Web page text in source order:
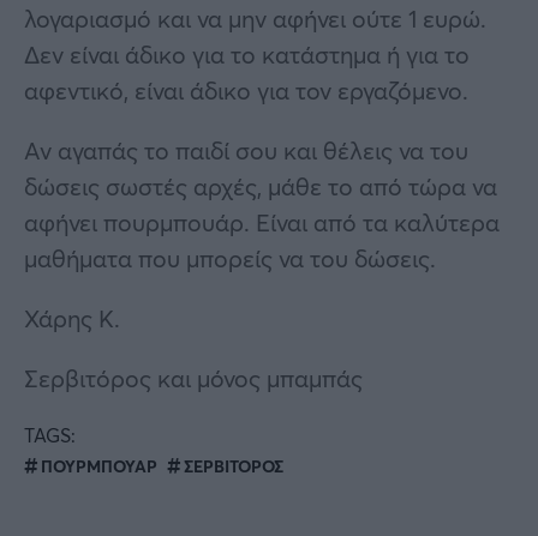
λογαριασμό και να μην αφήνει ούτε 1 ευρώ.
Δεν είναι άδικο για το κατάστημα ή για το
αφεντικό, είναι άδικο για τον εργαζόμενο.
Αν αγαπάς το παιδί σου και θέλεις να του
δώσεις σωστές αρχές, μάθε το από τώρα να
αφήνει πουρμπουάρ. Είναι από τα καλύτερα
μαθήματα που μπορείς να του δώσεις.
Χάρης Κ.
Σερβιτόρος και μόνος μπαμπάς
TAGS:
ΠΟΥΡΜΠΟΥΑΡ ΣΕΡΒΙΤΟΡΟΣ